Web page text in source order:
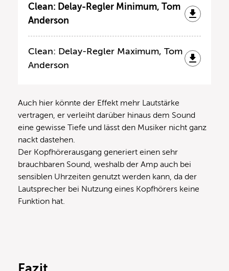
Clean: Delay-Regler Minimum, Tom
Anderson
Clean: Delay-Regler Maximum, Tom
Anderson
Auch hier könnte der Effekt mehr Lautstärke
vertragen, er verleiht darüber hinaus dem Sound
eine gewisse Tiefe und lässt den Musiker nicht ganz
nackt dastehen.
Der Kopfhörerausgang generiert einen sehr
brauchbaren Sound, weshalb der Amp auch bei
sensiblen Uhrzeiten genutzt werden kann, da der
Lautsprecher bei Nutzung eines Kopfhörers keine
Funktion hat.